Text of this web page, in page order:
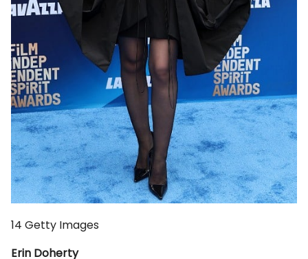
14 Getty Images
Erin Doherty